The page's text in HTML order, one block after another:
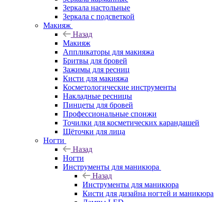
Зеркала настольные
Зеркала с подсветкой
Макияж
Назад
Макияж
Аппликаторы для макияжа
Бритвы для бровей
Зажимы для ресниц
Кисти для макияжа
Косметологические инструменты
Накладные ресницы
Пинцеты для бровей
Профессиональные спонжи
Точилки для косметических карандашей
Щёточки для лица
Ногти
Назад
Ногти
Инструменты для маникюра
Назад
Инструменты для маникюра
Кисти для дизайна ногтей и маникюра